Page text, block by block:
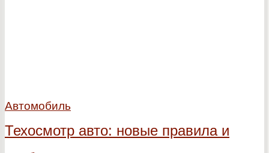
Автомобиль
Техосмотр авто: новые правила и